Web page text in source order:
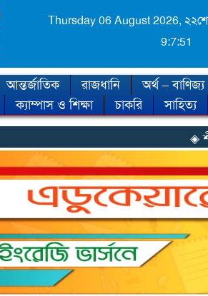
Thursday 06 August 2026,
9:7:53
আন্তর্জাতিক রাজধানি অর্থ – বাণিজ্য
ক্যাম্পাস ও শিক্ষা চাকরি সাহিত্য
◈ শীত কবে আসছে,